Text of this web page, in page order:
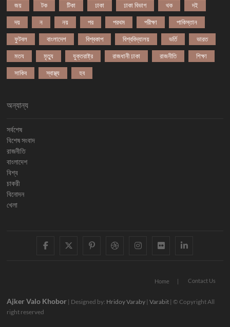
জয় টক টিকা ঢাকা ঢাকা বিভাগ থক দই
দয় ন নয় পর পরথম পরীক্ষা পাকিস্তান
ফুটবল বাংলাদেশ বিশ্বকাপ বিশ্ববিদ্যালয় ভর্তি ভারত
মতয মৃত্যু যুক্তরাষ্ট্র রাজধানী ঢাকা রাজনীতি শিক্ষা
সাকিব স্বাস্থ্য হব
অন্যান্য
সর্বশেষ
বিশেষ সংবাদ
রাজনীতি
বাংলাদেশ
বিশ্ব
চাকরী
বিনোদন
খেলা
facebooktwitter
pinterest
dribbbleinstagram
flickr
Home Contact Us
Ajker Valo Khobor | Designed by: Hridoy Varaby |Varabit | © Copyright All
right reserved